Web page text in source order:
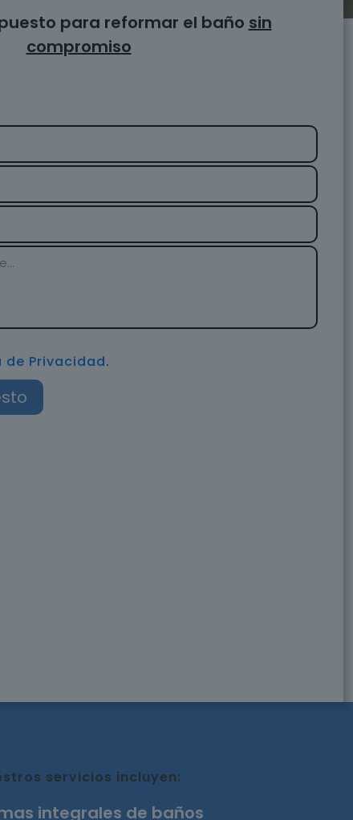
para reformar el baño sin
compromiso
de Privacidad.
servicios incluyen:
integrales de baños